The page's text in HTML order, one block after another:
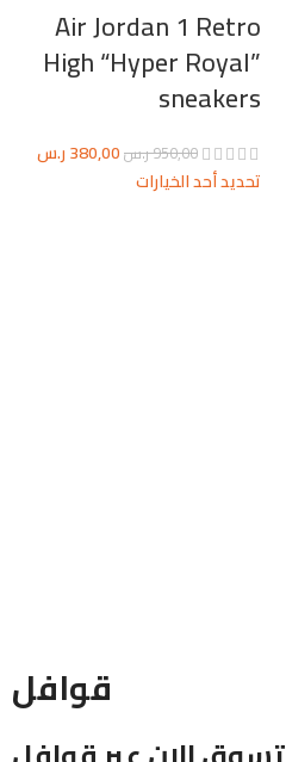
Air Jordan 1 Retro
High “Hyper Royal”
sneakers
950,00ر.س380,00ر.س
تحديد أحد الخيارات
قوافل